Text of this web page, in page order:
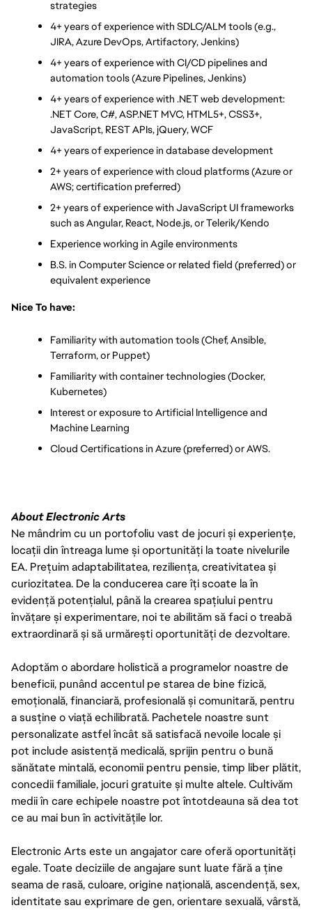
strategies
4+ years of experience with SDLC/ALM tools (e.g.,
JIRA, Azure DevOps, Artifactory, Jenkins)
4+ years of experience with CI/CD pipelines and
automation tools (Azure Pipelines, Jenkins)
4+ years of experience with .NET web development:
.NET Core, C#, ASP.NET MVC, HTML5+, CSS3+,
JavaScript, REST APIs, jQuery, WCF
4+ years of experience in database development
2+ years of experience with cloud platforms (Azure or
AWS; certification preferred)
2+ years of experience with JavaScript UI frameworks
such as Angular, React, Node.js, or Telerik/Kendo
Experience working in Agile environments
B.S. in Computer Science or related field (preferred) or
equivalent experience
Nice To have:
Familiarity with automation tools (Chef, Ansible,
Terraform, or Puppet)
Familiarity with container technologies (Docker,
Kubernetes)
Interest or exposure to Artificial Intelligence and
Machine Learning
Cloud Certifications in Azure (preferred) or AWS.
About Electronic Arts
Ne mândrim cu un portofoliu vast de jocuri și experiențe,
locații din întreaga lume și oportunități la toate nivelurile
EA. Prețuim adaptabilitatea, reziliența, creativitatea și
curiozitatea. De la conducerea care îți scoate la în
evidență potențialul, până la crearea spațiului pentru
învățare și experimentare, noi te abilităm să faci o treabă
extraordinară și să urmărești oportunități de dezvoltare.
Adoptăm o abordare holistică a programelor noastre de
beneficii, punând accentul pe starea de bine fizică,
emoțională, financiară, profesională și comunitară, pentru
a susține o viață echilibrată. Pachetele noastre sunt
personalizate astfel încât să satisfacă nevoile locale și
pot include asistență medicală, sprijin pentru o bună
sănătate mintală, economii pentru pensie, timp liber plătit,
concedii familiale, jocuri gratuite și multe altele. Cultivăm
medii în care echipele noastre pot întotdeauna să dea tot
ce au mai bun în activitățile lor.
Electronic Arts este un angajator care oferă oportunități
egale. Toate deciziile de angajare sunt luate fără a ține
seama de rasă, culoare, origine națională, ascendență, sex,
identitate sau exprimare de gen, orientare sexuală, vârstă,